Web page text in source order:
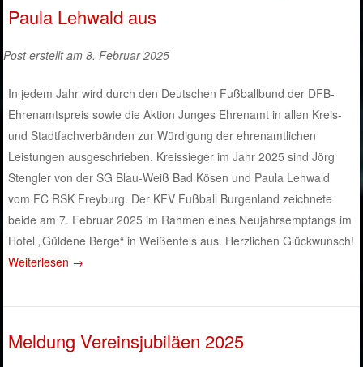
Paula Lehwald aus
Post erstellt am 8. Februar 2025
In jedem Jahr wird durch den Deutschen Fußballbund der DFB-
Ehrenamtspreis sowie die Aktion Junges Ehrenamt in allen Kreis-
und Stadtfachverbänden zur Würdigung der ehrenamtlichen
Leistungen ausgeschrieben. Kreissieger im Jahr 2025 sind Jörg
Stengler von der SG Blau-Weiß Bad Kösen und Paula Lehwald
vom FC RSK Freyburg. Der KFV Fußball Burgenland zeichnete
beide am 7. Februar 2025 im Rahmen eines Neujahrsempfangs im
Hotel „Güldene Berge“ in Weißenfels aus. Herzlichen Glückwunsch!
Weiterlesen →
Meldung Vereinsjubiläen 2025